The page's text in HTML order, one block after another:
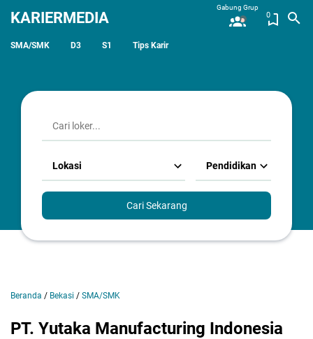
KARIERMEDIA
SMA/SMK D3 S1 Tips Karir
0
Gabung Grup
Lokasi Pendidikan
Cari Sekarang
Beranda / Bekasi / SMA/SMK
PT. Yutaka Manufacturing Indonesia